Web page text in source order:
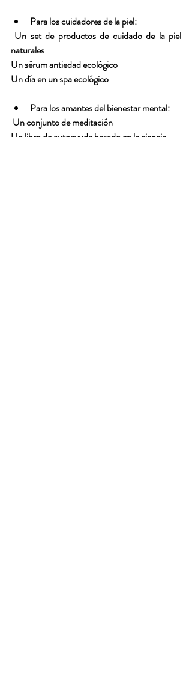
Para los cuidadores de la piel:
Un set de productos de cuidado de la piel
naturales
Un sérum antiedad ecológico
Un día en un spa ecológico
Para los amantes del bienestar mental:
Un conjunto de meditación
Un libro de autoayuda basado en la ciencia